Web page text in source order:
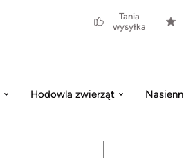
Tania
wysyłka
Hodowla zwierząt